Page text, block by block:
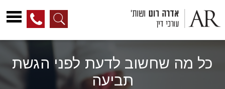
התוכןכל מה שחשוב לדעת לפני הגשת
תביעה